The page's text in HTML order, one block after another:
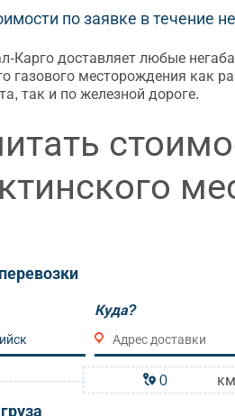
по заявке в течение
Карго доставляет любые
газового месторождения как
так и по железной дороге.
Куда?
км